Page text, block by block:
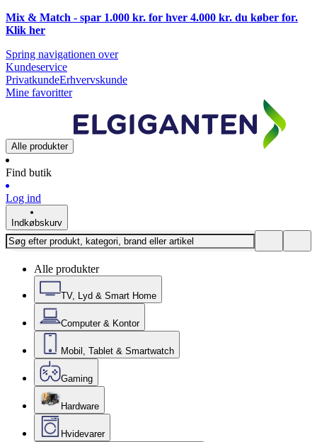
Mix & Match - spar 1.000 kr. for hver 4.000 kr. du køber for.
Klik her
Spring navigationen over
Kundeservice
PrivatkundeErhvervskunde
Mine favoritter
Alle produkter
Find butik
Log ind
Indkøbskurv
Alle produkter
TV, Lyd & Smart Home
Computer & Kontor
Mobil, Tablet & Smartwatch
Gaming
Hardware
Hvidevarer